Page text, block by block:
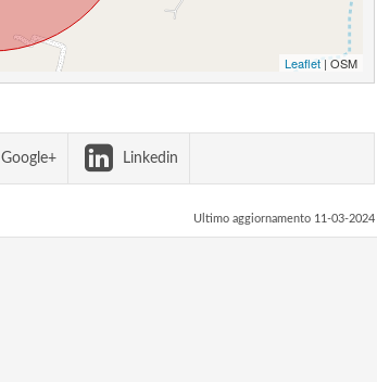
Leaflet | OSM
Google+ Linkedin
Ultimo aggiornamento 11-03-2024